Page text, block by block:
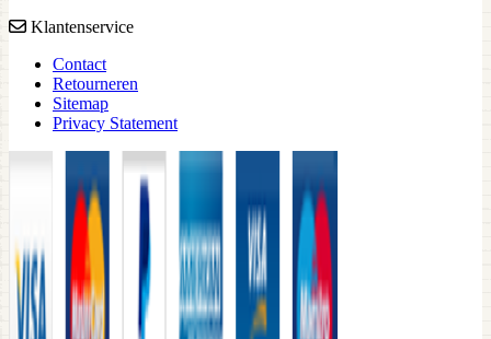
Klantenservice
Contact
Retourneren
Sitemap
Privacy Statement